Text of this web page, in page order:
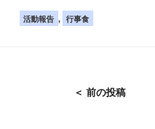
カ活動報告 , 行事食
＜ 前の投稿